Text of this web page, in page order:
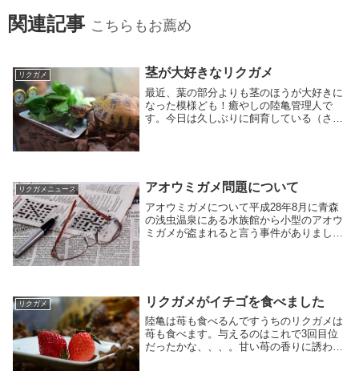
関連記事 こちらもお薦め
リクガメ 茎が大好きなリクガメ
最近、葉の部分よりも茎のほうが大好きに
なった模様ども！癒やしの陸亀管理人で
す。今日は久しぶりに飼育している（され
リクガメニュース アオウミガメ問題について
アオウミガメについて平成28年8月に青森
の浅虫温泉にある水族館から小型のアオウ
ミガメが盗まれると言う事件がありました
リクガメ リクガメがイチゴを食べました
陸亀は苺も食べるんですうちのリクガメは
苺も食べます。与えるのはこれで3回目位
だったかな、、、。甘い苺の香りに誘わ